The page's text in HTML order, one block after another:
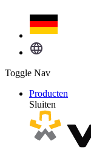
Toggle Nav
Producten
Sluiten